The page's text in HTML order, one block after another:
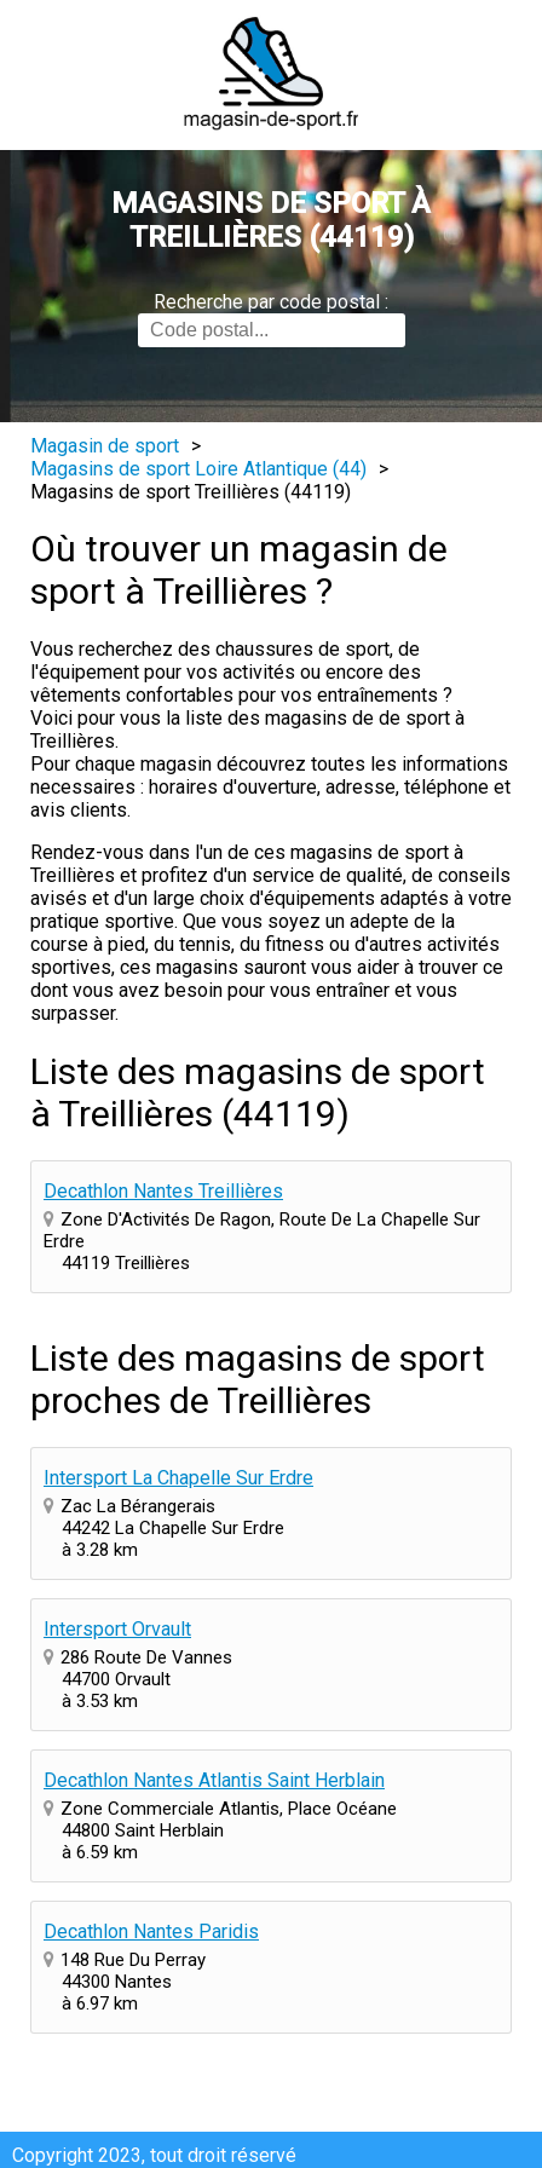
MAGASINS DE SPORT À
TREILLIÈRES (44119)
Recherche par code postal :
Magasin de sport >
Magasins de sport Loire Atlantique (44) >
Magasins de sport Treillières (44119)
Où trouver un magasin de
sport à Treillières ?
Vous recherchez des chaussures de sport, de
l'équipement pour vos activités ou encore des
vêtements confortables pour vos entraînements ?
Voici pour vous la liste des magasins de de sport à
Treillières.
Pour chaque magasin découvrez toutes les informations
necessaires : horaires d'ouverture, adresse, téléphone et
avis clients.
Rendez-vous dans l'un de ces magasins de sport à
Treillières et profitez d'un service de qualité, de conseils
avisés et d'un large choix d'équipements adaptés à votre
pratique sportive. Que vous soyez un adepte de la
course à pied, du tennis, du fitness ou d'autres activités
sportives, ces magasins sauront vous aider à trouver ce
dont vous avez besoin pour vous entraîner et vous
surpasser.
Liste des magasins de sport
à Treillières (44119)
Decathlon Nantes Treillières
Zone D'Activités De Ragon, Route De La Chapelle Sur
Erdre
44119 Treillières
Liste des magasins de sport
proches de Treillières
Intersport La Chapelle Sur Erdre
Zac La Bérangerais
44242 La Chapelle Sur Erdre
à 3.28 km
Intersport Orvault
286 Route De Vannes
44700 Orvault
à 3.53 km
Decathlon Nantes Atlantis Saint Herblain
Zone Commerciale Atlantis, Place Océane
44800 Saint Herblain
à 6.59 km
Decathlon Nantes Paridis
148 Rue Du Perray
44300 Nantes
à 6.97 km
Copyright 2023, tout droit réservé